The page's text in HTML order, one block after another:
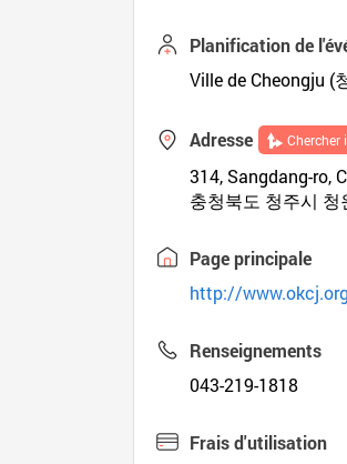
Planification de
Ville de Cheongju (
Adresse Chercher
314, Sangdang-ro,
충청북도 청주시
Page principale
http://www.okcj.org
Renseignements
043-219-1818
Frais d'utilisation